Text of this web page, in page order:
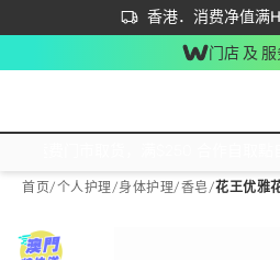
香港．消费净值满
立即成为易赏钱会
首次APP下单买满$450 输
门店 及
首页/个人护理/身体护理/香皂/花王优雅